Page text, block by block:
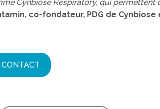
Cynbiose Respiratory, qui permettent
co-fondateur, PDG de
CONTACT